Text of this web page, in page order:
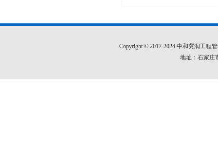
Copyright © 2017-2024 中和冀润工程
地址：石家庄